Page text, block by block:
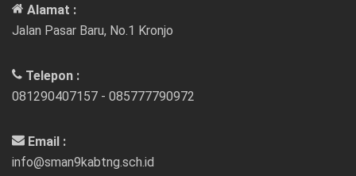
Alamat :
Jalan Pasar Baru, No.1 Kronjo
Telepon :
081290407157 - 085777790972
Email :
info@sman9kabtng.sch.id